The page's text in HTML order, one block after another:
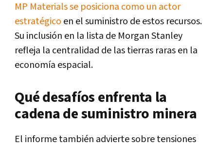
MP Materials se posiciona como un actor
estratégico en el suministro de estos recursos.
Su inclusión en la lista de Morgan Stanley
refleja la centralidad de las tierras raras en la
economía espacial.
Qué desafíos enfrenta la
cadena de suministro minera
El informe también advierte sobre tensiones